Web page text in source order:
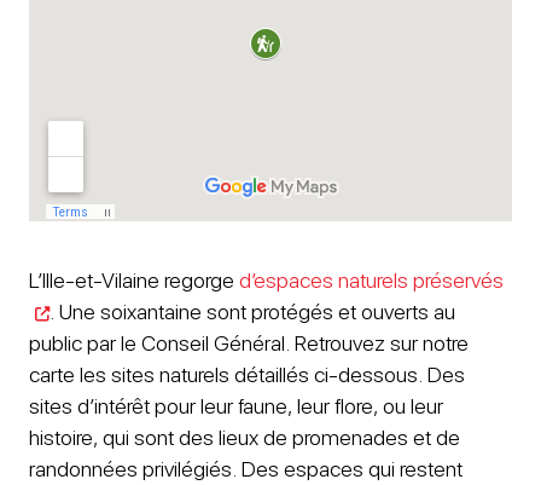
L’Ille-et-Vilaine regorge d’espaces naturels préservés
. Une soixantaine sont protégés et ouverts au
public par le Conseil Général. Retrouvez sur notre
carte les sites naturels détaillés ci-dessous. Des
sites d’intérêt pour leur faune, leur flore, ou leur
histoire, qui sont des lieux de promenades et de
randonnées privilégiés. Des espaces qui restent